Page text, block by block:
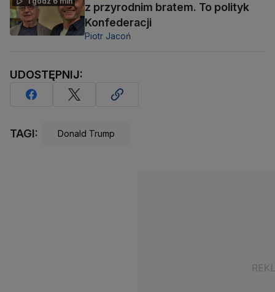
z przyrodnim bratem. To polityk
Konfederacji
Piotr Jacoń
UDOSTĘPNIJ:
TAGI: Donald Trump